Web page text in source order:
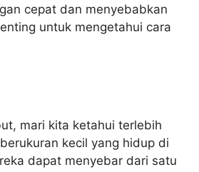
cepat dan menyebabkan
untuk mengetahui cara
mari kita ketahui terlebih
kecil yang hidup di
dapat menyebar dari satu